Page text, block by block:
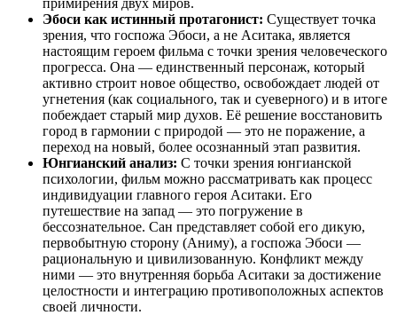
Эбоси как истинный протагонист: Существует точка
зрения, что госпожа Эбоси, а не Аситака, является
настоящим героем фильма с точки зрения человеческого
прогресса. Она — единственный персонаж, который
активно строит новое общество, освобождает людей от
угнетения (как социального, так и суеверного) и в итоге
побеждает старый мир духов. Её решение восстановить
город в гармонии с природой — это не поражение, а
переход на новый, более осознанный этап развития.
Юнгианский анализ: С точки зрения юнгианской
психологии, фильм можно рассматривать как процесс
индивидуации главного героя Аситаки. Его
путешествие на запад — это погружение в
бессознательное. Сан представляет собой его дикую,
первобытную сторону (Аниму), а госпожа Эбоси —
рациональную и цивилизованную. Конфликт между
ними — это внутренняя борьба Аситаки за достижение
целостности и интеграцию противоположных аспектов
своей личности.